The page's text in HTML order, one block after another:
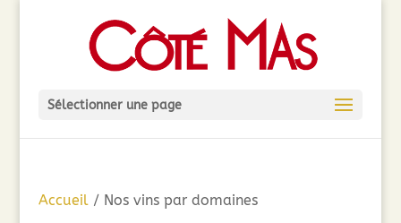
Sélectionner une page
Accueil/ Nos vins par domaines